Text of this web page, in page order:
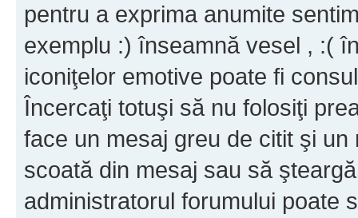
pentru a exprima anumite
exemplu :) înseamnă vesel , :(
iconiţelor emotive poate fi
Încercaţi totuşi să nu folosiţi
face un mesaj greu de citit şi
scoată din mesaj sau să
administratorul forumului poate